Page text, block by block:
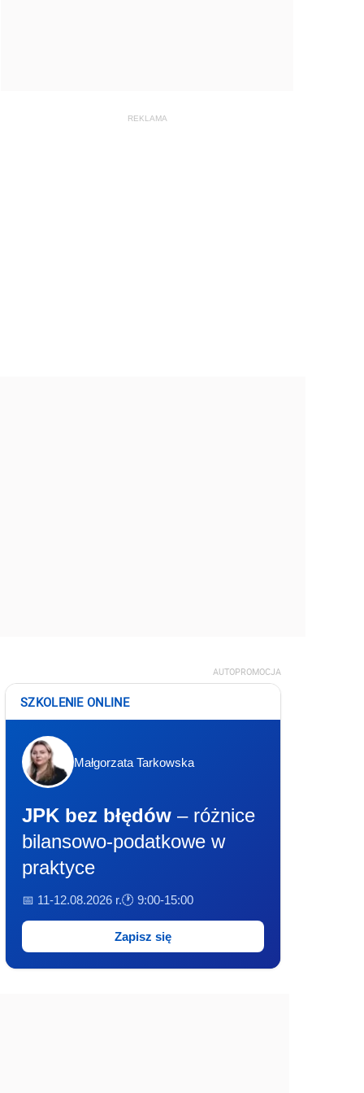
AUTOPROMOCJA
SZKOLENIE ONLINE
Małgorzata Tarkowska
JPK bez błędów – różnice
bilansowo-podatkowe w
praktyce
📅 11-12.08.2026 r.🕐 9:00-15:00
Zapisz się